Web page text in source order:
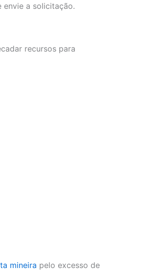
a solicitação.
recursos para
mineira pelo excesso de